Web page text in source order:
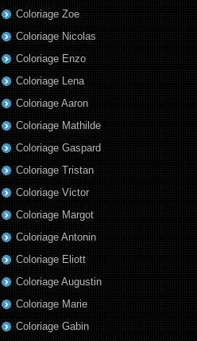
Coloriage Zoe
Coloriage Nicolas
Coloriage Enzo
Coloriage Lena
Coloriage Aaron
Coloriage Mathilde
Coloriage Gaspard
Coloriage Tristan
Coloriage Victor
Coloriage Margot
Coloriage Antonin
Coloriage Eliott
Coloriage Augustin
Coloriage Marie
Coloriage Gabin